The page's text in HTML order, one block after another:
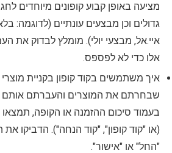
מציעה באופן קבוע קופונים מיוחדים
גדולים וכן מבצעים עונתיים (לדוגמה:
איי.אל, מבצעי יולי). מומלץ לבדוק את
אלו כדי לא לפספס.
איך משתמשים בקוד קופון בקניית
שבחרתם את המוצרים והעברתם
בעמוד סיכום ההזמנה או הקופה, תמצאו
(או "קוד קופון", "קוד הנחה"). הדביקו
"החל" או "אישור".